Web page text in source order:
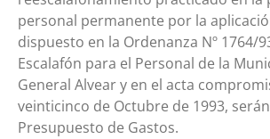
personal permanente por la
dispuesto en la Ordenanza Nº 1764/
Escalafón para el Personal de la
General Alvear y en el acta
veinticinco de Octubre de 1993,
Presupuesto de Gastos.